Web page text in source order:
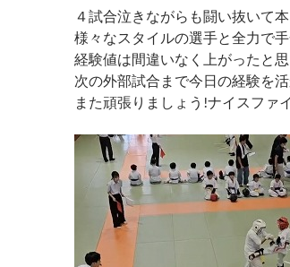
４試合泣きながらも闘い抜いて本
様々なスタイルの選手と全力で手
経験値は間違いなく上がったと思
次の外部試合まで今日の経験を
また頑張りましょう!ナイスファ